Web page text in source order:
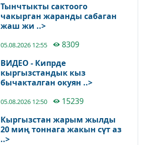
Тынчтыкты сактоого
чакырган жаранды сабаган
жаш жи ..>
05.08.2026 12:55
8309
ВИДЕО - Кипрде
кыргызстандык кыз
бычакталган окуян ..>
05.08.2026 12:50
15239
Кыргызстан жарым жылды
20 миң тоннага жакын сүт аз
..>